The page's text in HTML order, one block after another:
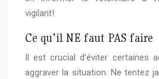
vigilant!
Ce qu’il NE faut PAS faire
Il est crucial d’éviter certaines
aggraver la situation. Ne tentez